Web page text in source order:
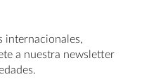
prácticos para
internacionales,
a nuestra newsletter